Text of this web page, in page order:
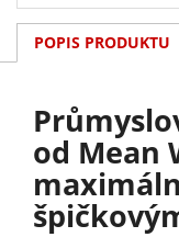
POPIS PRODUKTU
od Mean